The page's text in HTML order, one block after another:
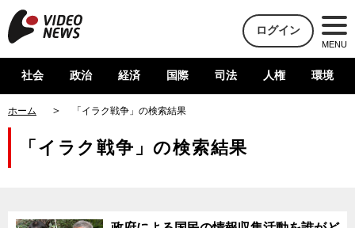
ログイン
MENU
社会 政治 経済 国際 司法 人権 環境
ホーム 「イラク戦争」の検索結果
「イラク戦争」の検索結果